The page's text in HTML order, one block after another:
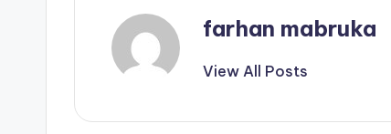
farhan mabruka
View All Posts